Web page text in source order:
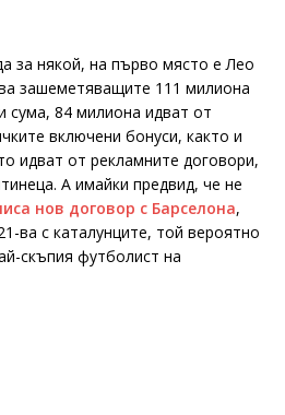
за някой, на първо място е Лео
зашеметяващите 111 милиона
сума, 84 милиона идват от
включени бонуси, както и
идват от рекламните договори,
А имайки предвид, че не
нов договор с Барселона,
ва с каталунците, той вероятно
скъпия футболист на